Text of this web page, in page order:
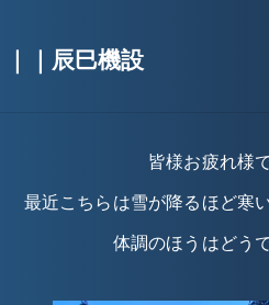
｜辰巳機設
皆様お疲れ様
最近こちらは雪が降るほど寒
体調のほうはどう